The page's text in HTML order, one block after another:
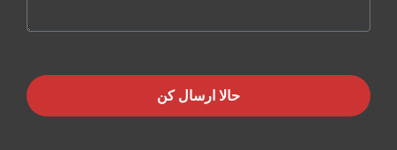
حالا ارسال کن